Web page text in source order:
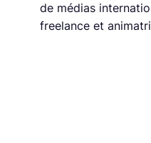
de médias
freelance et